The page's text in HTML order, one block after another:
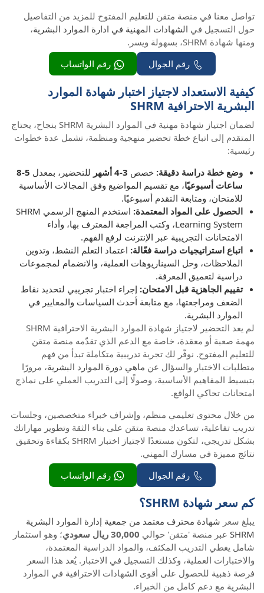
تواصل معنا في منصة متقن للتعليم المفتوح للمزيد من التفاصيل
حول التسجيل في الشهادات المهنية في ادارة الموارد البشرية،
ومنها شهادة SHRM، بسهولة ويسر.
رقم الجوال
رقم الواتساب
كيفية الاستعداد لاجتياز اختبار شهادة الموارد
البشرية الاحترافية SHRM
لضمان اجتياز شهادة مهنية في الموارد البشرية SHRM بنجاح، يحتاج
المتقدم إلى اتباع خطة تحضير منهجية ومنظمة، تشمل عدة خطوات
رئيسية:
وضع خطة دراسة دقيقة: خصص 3-4 أشهر للتحضير، بمعدل
5-8
ساعات أسبوعيًا، مع تقسيم المواضيع وفق المجالات الأساسية
للامتحان، ومتابعة التقدم أسبوعيًا.
الحصول على المواد المعتمدة:
استخدم المنهج الرسمي SHRM
Learning System، وكتب المراجعة المعترف بها، وأداء
الامتحانات التجريبية عبر الإنترنت لرفع الفهم.
اتباع استراتيجيات دراسة فعّالة: اعتماد التعلم النشط، وتدوين
الملاحظات، وحل السيناريوهات العملية، والانضمام لمجموعات
دراسية لتعميق المعرفة.
تقييم الجاهزية قبل الامتحان: إجراء اختبار تجريبي لتحديد نقاط
الضعف ومراجعتها، مع متابعة أحدث السياسات والمعايير في
الموارد البشرية.
لم يعد التحضير لاجتياز شهادة الموارد البشرية الاحترافية SHRM
مهمة صعبة أو معقدة، خاصة مع الدعم الذي تقدّمه منصة متقن
للتعليم المفتوح. نوفّر لك تجربة تدريبية متكاملة تبدأ من فهم
متطلبات الاختبار والسؤال عن ماهي دورة الموارد البشرية، مرورًا
بتبسيط المفاهيم الأساسية، وصولًا إلى التدريب العملي على نماذج
امتحانات تحاكي الواقع.
من خلال محتوى تعليمي منظم، وإشراف خبراء متخصصين، وجلسات
تدريب تفاعلية، تساعدك منصة متقن على بناء الثقة وتطوير مهاراتك
بشكل تدريجي، لتكون مستعدًا لاجتياز اختبار SHRM بكفاءة وتحقيق
نتائج مميزة في مسارك المهني.
رقم الجوال
رقم الواتساب
كم سعر شهادة SHRM؟
يبلغ سعر شهادة محترف معتمد من جمعية إدارة الموارد البشرية
SHRM عبر منصة 'متقن' حوالي 30,000 ريال سعودي
؛ وهو استثمار
شامل يغطي التدريب المكثف، والمواد الدراسية المعتمدة،
والاختبارات العملية، وكذلك التسجيل في الاختبار. يُعد هذا السعر
فرصة ذهبية للحصول على أقوى الشهادات الاحترافية في الموارد
البشرية مع دعم كامل من الخبراء.